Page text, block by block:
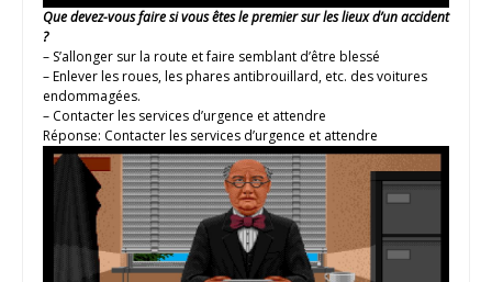
Que devez-vous faire si vous êtes le premier sur les lieux d’un accident
?
– S’allonger sur la route et faire semblant d’être blessé
– Enlever les roues, les phares antibrouillard, etc. des voitures
endommagées.
– Contacter les services d’urgence et attendre
Réponse: Contacter les services d’urgence et attendre